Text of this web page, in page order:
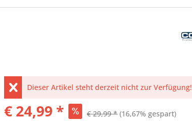
Dieser Artikel steht derzeit nicht zur Verfügung!
€ 24,99 * € 29,99 * (16,67% gespart)